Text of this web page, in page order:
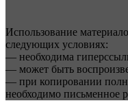
Использование
следующих условиях:
— необходима
— может быть
— при копировании
необходимо письменное